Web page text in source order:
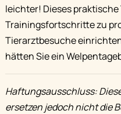
leichter! Dieses
Trainingsfortschritte zu
Tierarztbesuche
hätten Sie ein
Haftungsausschluss:
ersetzen jedoch nicht die